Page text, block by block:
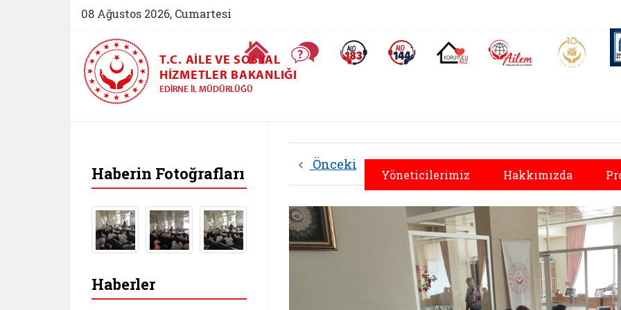
08 Ağustos 2026, Cumartesi
Ana Sayfa Sıkça Sorulan SorularAlo 183 (yeni sekmede açılır)Alo 144 (yeni sekmede açılır)Koruyucu Aile (yeni sekmede açılır)
AİLEM İletişim Aile ve
T.C. AILE VE SOSYAL
HIZMETLER BAKANLIĞI
EDIRNE İL MÜDÜRLÜĞÜ
Yöneticilerimiz Hakkımızda
Önceki
Haberin Fotoğrafları
Haberler